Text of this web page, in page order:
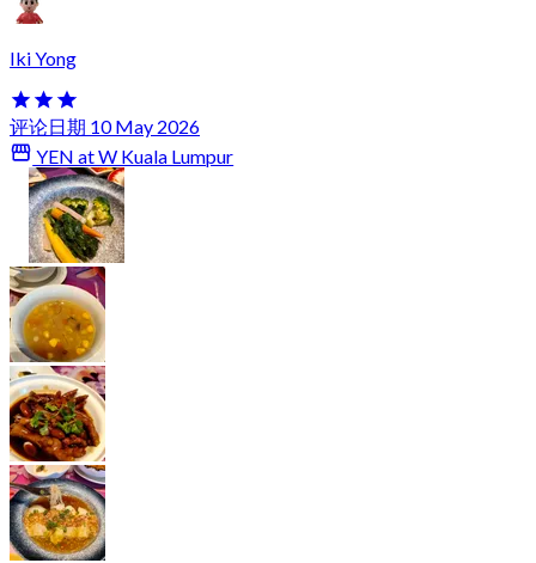
Iki Yong
评论日期 10 May 2026
YEN at W Kuala Lumpur